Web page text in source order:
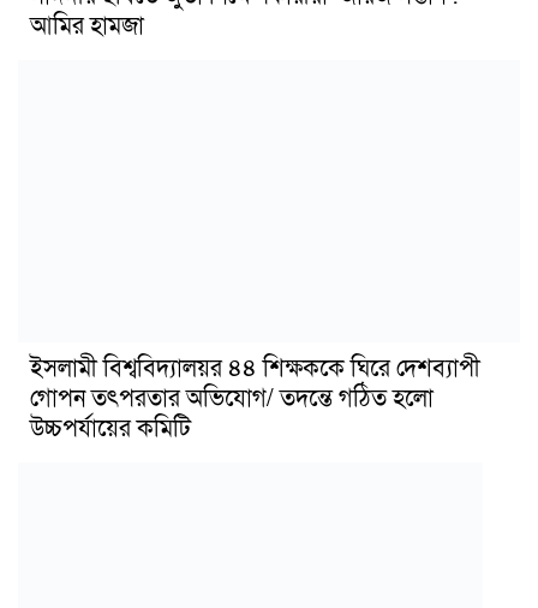
আমির হামজা
ইসলামী বিশ্ববিদ্যালয়র ৪৪ শিক্ষককে ঘিরে দেশব্যাপী
গোপন তৎপরতার অভিযোগ/ তদন্তে গঠিত হলো
উচ্চপর্যায়ের কমিটি